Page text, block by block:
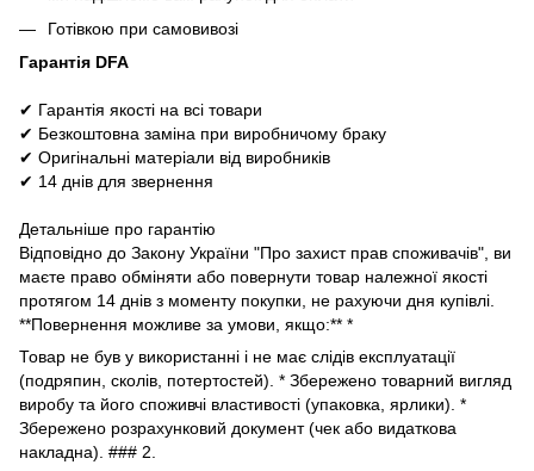
Готівкою при самовивозі
Гарантія DFA
✔ Гарантія якості на всі товари
✔ Безкоштовна заміна при виробничому браку
✔ Оригінальні матеріали від виробників
✔ 14 днів для звернення
Детальніше про гарантію
Відповідно до Закону України "Про захист прав споживачів", ви
маєте право обміняти або повернути товар належної якості
протягом 14 днів з моменту покупки, не рахуючи дня купівлі.
**Повернення можливе за умови, якщо:** *
Товар не був у використанні і не має слідів експлуатації
(подряпин, сколів, потертостей). * Збережено товарний вигляд
виробу та його споживчі властивості (упаковка, ярлики). *
Збережено розрахунковий документ (чек або видаткова
накладна). ### 2.